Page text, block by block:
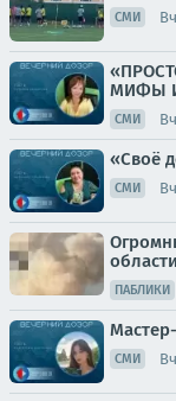
СМИ
МИФЫ
СМИ
«Своё
СМИ
ПАБЛИКИ
СМИ